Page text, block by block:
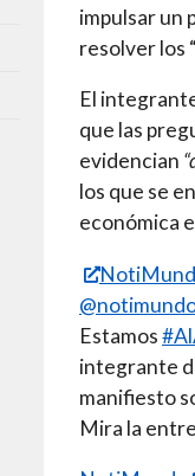
impulsar un
resolver los
El
que las
evidencian
los que se
económica
Estamos
integrante
manifiesto
Mira la